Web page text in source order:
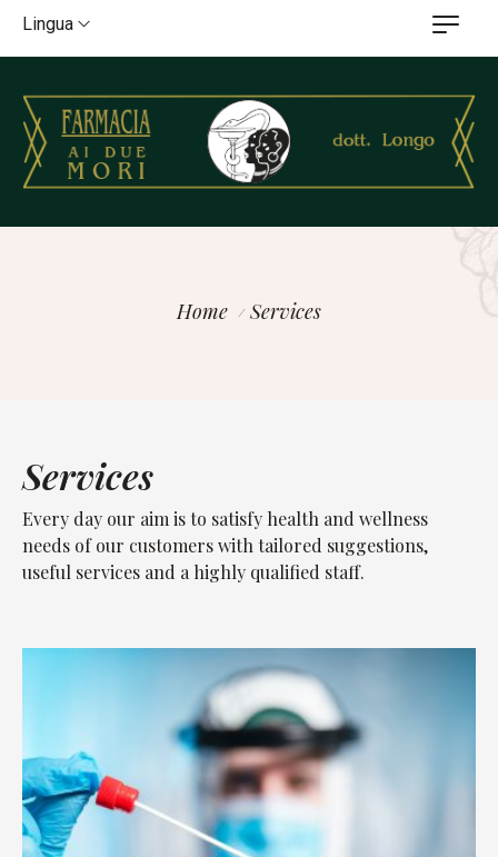
Lingua
Home Services
Services
Every day our aim is to satisfy health and wellness
needs of our customers with tailored suggestions,
useful services and a highly qualified staff.